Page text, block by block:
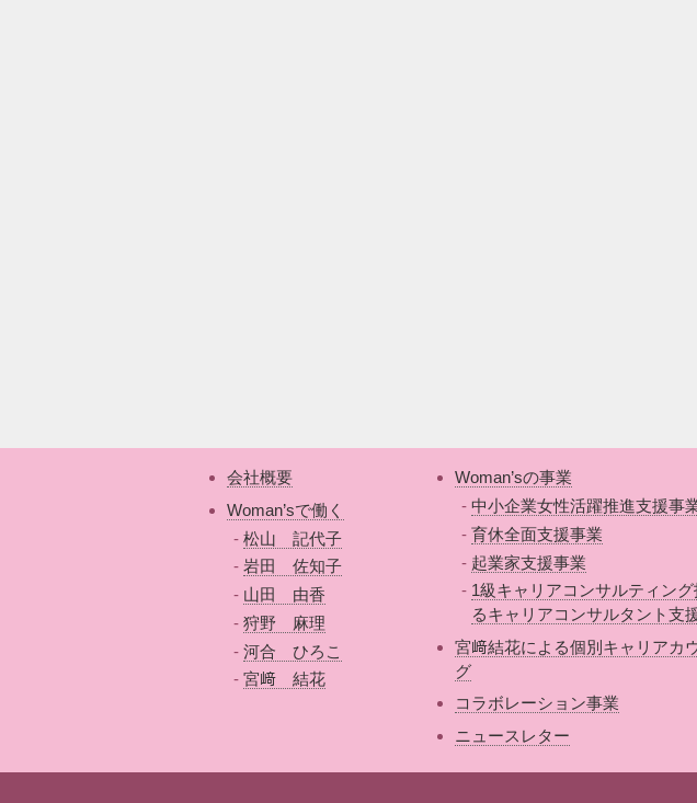
会社概要
Woman’sで働く
松山 記代子
岩田 佐知子
山田 由香
狩野 麻理
河合 ひろこ
宮﨑 結花
Woman’sの事業
中小企業女性活躍推進支援事
育休全面支援事業
起業家支援事業
1級キャリアコンサルティング
るキャリアコンサルタント支
宮﨑結花による個別キャリアカ
グ
コラボレーション事業
ニュースレター